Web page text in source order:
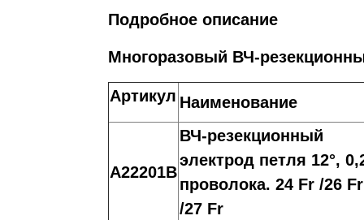
Подробное описание
Многоразовый ВЧ-
Артикул Наименование
A22201B
ВЧ-резекционный
электрод петля 12°,
проволока. 24 Fr /26 Fr
/27 Fr